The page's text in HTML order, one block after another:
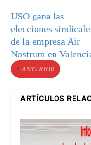
USO gana las
elecciones
de la empresa Air
Nostrum en
ANTERIOR
ARTÍCULOS